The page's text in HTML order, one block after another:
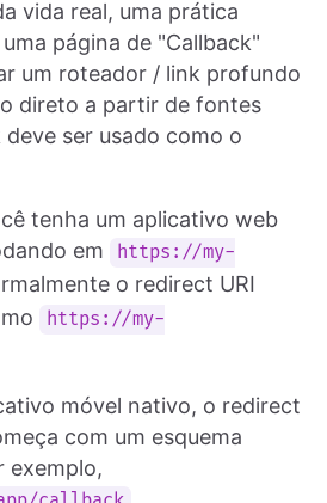
vida real, uma prática
página de "Callback"
um roteador / link profundo
direto a partir de fontes
ser usado como o
tenha um aplicativo web
em
https://my-
o redirect URI
https://my-
móvel nativo, o redirect
com um esquema
exemplo,